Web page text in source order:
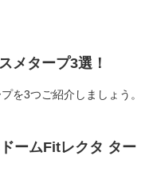
メタープ3選！
を3つご紹介しましょう。
ームFitレクタ ター